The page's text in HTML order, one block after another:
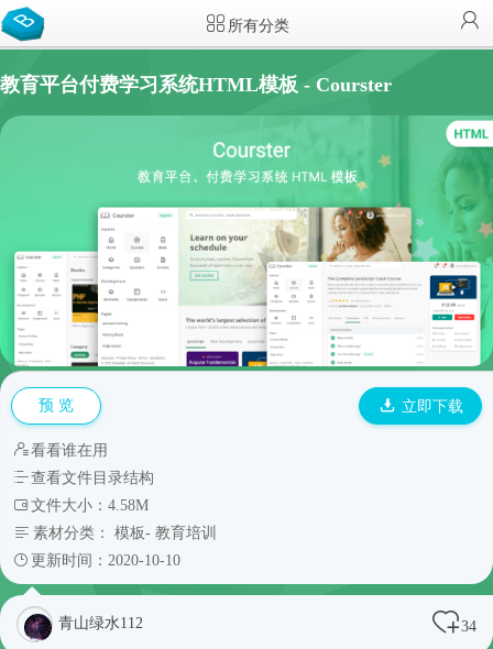
所有分类
教育平台付费学习系统HTML模板 - Courster
预 览 立即下载
看看谁在用
查看文件目录结构
文件大小：4.58M
素材分类： 模板- 教育培训
更新时间：2020-10-10
青山绿水112 34